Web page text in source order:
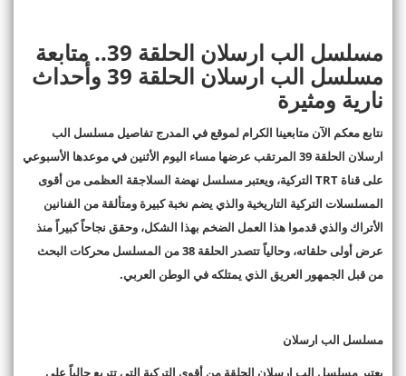
مسلسل الب ارسلان الحلقة 39.. متابعة
مسلسل الب ارسلان الحلقة 39 وأحداث
نارية ومثيرة
نتابع معكم الآن متابعينا الكرام لموقع في المدرج تفاصيل مسلسل الب
ارسلان الحلقة 39 المرتقب عرضها مساء اليوم الأثنين في موعدها الأسبوعي
على قناة TRT التركية، ويعتبر مسلسل نهضة السلاجقة العظمى من أقوى
المسلسلات التركية التاريخية والذي يضم نخبة كبيرة ومتألقة من الفنانين
الأتراك والذي قدموا هذا العمل الضخم بهذا الشكل، وحقق نجاحاً كبيراً منذ
عرض أولى حلقاته، وحالياً تتصدر الحلقة 38 من المسلسل محركات البحث
من قبل الجمهور العريق الذي يمتلكه في الوطن العربي.
مسلسل الب ارسلان
يعتبر مسلسل الب ارسلان الحلقة من أقوى التركية التي تتربع حالياً على